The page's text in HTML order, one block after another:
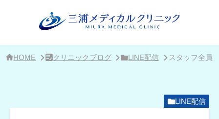
HOME クリニックブログ LINE配信 スタッフ全員
LINE配信